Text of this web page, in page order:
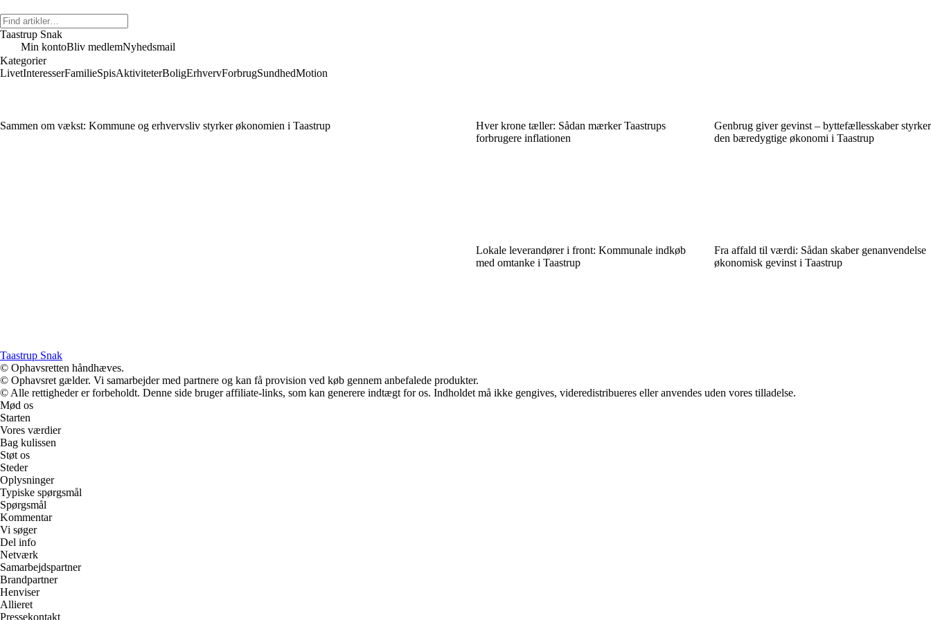
Taastrup Snak
Min kontoBliv medlemNyhedsmail
Kategorier
LivetInteresserFamilieSpisAktiviteterBoligErhvervForbrugSundhedMotion
Sammen om vækst: Kommune og erhvervsliv styrker økonomien i Taastrup
Hver krone tæller: Sådan mærker Taastrups
forbrugere inflationen
Genbrug giver gevinst – byttefællesskaber styrker
den bæredygtige økonomi i Taastrup
Lokale leverandører i front: Kommunale indkøb
med omtanke i Taastrup
Fra affald til værdi: Sådan skaber genanvendelse
økonomisk gevinst i Taastrup
Taastrup Snak
© Ophavsretten håndhæves.
© Ophavsret gælder. Vi samarbejder med partnere og kan få provision ved køb gennem anbefalede produkter.
© Alle rettigheder er forbeholdt. Denne side bruger affiliate-links, som kan generere indtægt for os. Indholdet må ikke gengives, videredistribueres eller anvendes uden vores tilladelse.
Mød os
Starten
Vores værdier
Bag kulissen
Støt os
Steder
Oplysninger
Typiske spørgsmål
Spørgsmål
Kommentar
Vi søger
Del info
Netværk
Samarbejdspartner
Brandpartner
Henviser
Allieret
Pressekontakt